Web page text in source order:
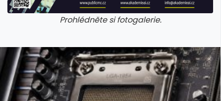
Prohlédněte si fotogalerie.